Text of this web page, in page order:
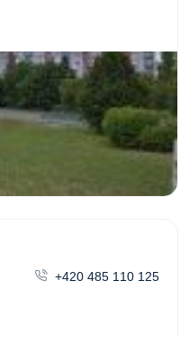
+420 485 110 125